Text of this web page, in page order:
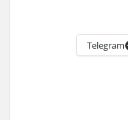
Telegram